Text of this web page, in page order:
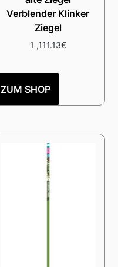
Verblender Klinker
Ziegel
1 ,111.13€
ZUM SHOP